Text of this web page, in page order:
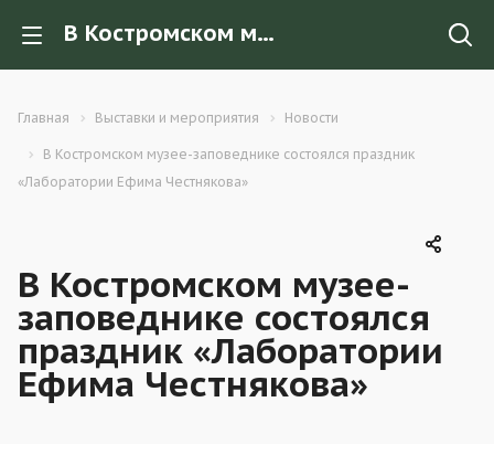
В Костромском музее-заповеднике состоялся праздник «Лаборатории Ефима Честнякова»
Главная Выставки и мероприятия Новости
В Костромском музее-заповеднике состоялся праздник
«Лаборатории Ефима Честнякова»
В Костромском музее-
заповеднике состоялся
праздник «Лаборатории
Ефима Честнякова»